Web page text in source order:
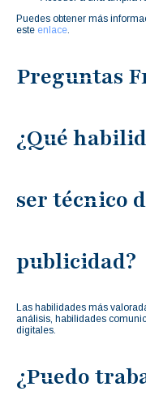
Puedes obtener más
este enlace
Preguntas
¿Qué
ser técnico
publicidad?
Las habilidades más
análisis, habilidades
digitales.
¿Puedo